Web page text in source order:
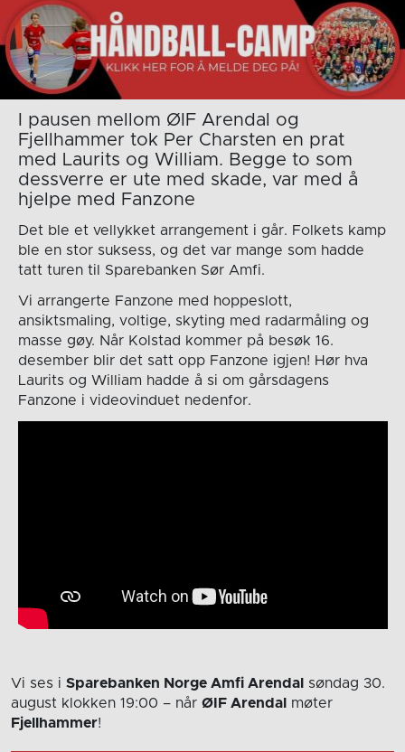
I pausen mellom ØIF Arendal og
Fjellhammer tok Per Charsten en prat
med Laurits og William. Begge to som
dessverre er ute med skade, var med å
hjelpe med Fanzone
Det ble et vellykket arrangement i går. Folkets kamp
ble en stor suksess, og det var mange som hadde
tatt turen til Sparebanken Sør Amfi.
Vi arrangerte Fanzone med hoppeslott,
ansiktsmaling, voltige, skyting med radarmåling og
masse gøy. Når Kolstad kommer på besøk 16.
desember blir det satt opp Fanzone igjen! Hør hva
Laurits og William hadde å si om gårsdagens
Fanzone i videovinduet nedenfor.
Vi ses i Sparebanken Norge Amfi Arendal
søndag 30.
august klokken 19:00 – når ØIF Arendal
møter
Fjellhammer!